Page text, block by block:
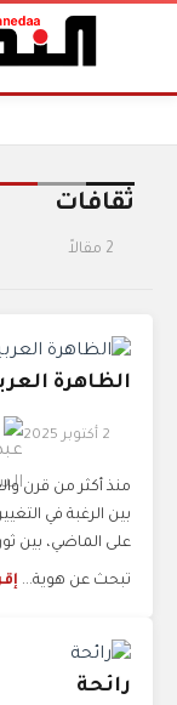
ثقافات
2 مقالاً
الظاهرة
2 أكتوبر 2025
منذ أكثر من قرن
بين الرغبة في
على الماضي، بين
تبحث عن هوية...
رائحة